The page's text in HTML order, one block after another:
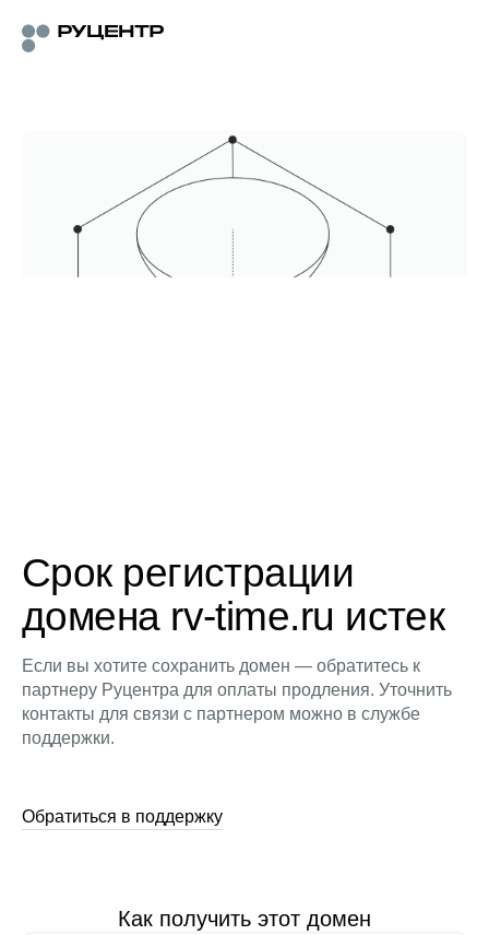
Срок регистрации
домена rv-time.ru истек
Если вы хотите сохранить домен — обратитесь к
партнеру Руцентра для оплаты продления. Уточнить
контакты для связи с партнером можно в службе
поддержки.
Обратиться в поддержку
Как получить этот домен